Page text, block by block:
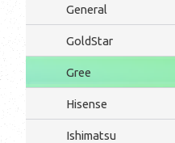
General
GoldStar
Gree
Hisense
Ishimatsu